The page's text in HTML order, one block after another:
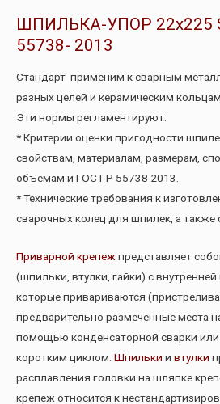
ШПИЛЬКА-УПОР 22х225
55738- 2013
Стандарт применим к сварным
разных целей и керамическим
Эти нормы регламентируют:
* Критерии оценки пригодности
свойствам, материалам, размерам,
объемам и ГОСТ Р 55738 2013.
* Технические требования к
сварочных колец для шпилек, а также
Приварной крепеж представляет
(шпильки, втулки, гайки) с
которые привариваются
предварительно размеченные места
помощью конденсаторной сварки или
коротким циклом. Шпильки и втулки
расплавления головки на шляпке
крепеж относится к